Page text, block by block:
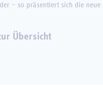
– so präsentiert sich die
Übersicht